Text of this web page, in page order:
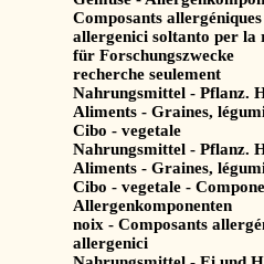
Composants
allergenici soltanto per la
für Forschungszwecke
recherche seulement
Nahrungsmittel - Pflanz.
Aliments - Graines,
Cibo - vegetale
Nahrungsmittel - Pflanz.
Aliments - Graines,
Cibo - vegetale -
Allergenkomponenten
noix - Composants
allergenici